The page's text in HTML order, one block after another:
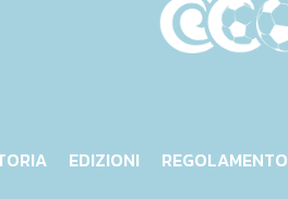
EDIZIONI REGOLAMENTO